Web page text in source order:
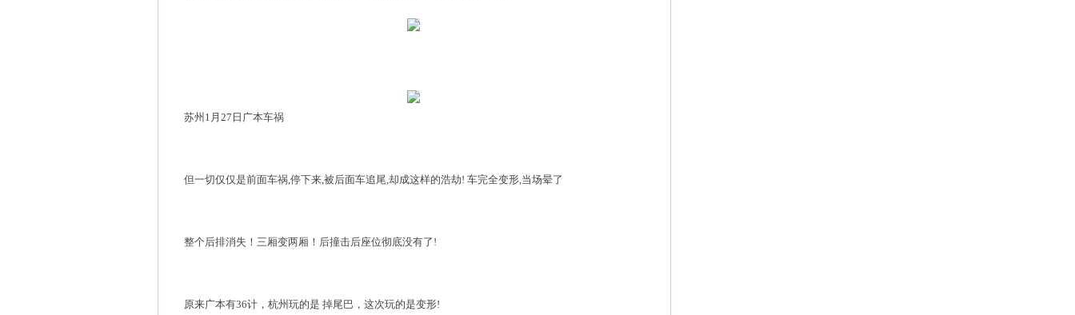
苏州1月27日广本车祸
但一切仅仅是前面车祸,停下来,被后面车追尾,却成这样的浩劫! 车完全变形,当场晕了
整个后排消失！三厢变两厢！后撞击后座位彻底没有了!
原来广本有36计，杭州玩的是 掉尾巴，这次玩的是变形!